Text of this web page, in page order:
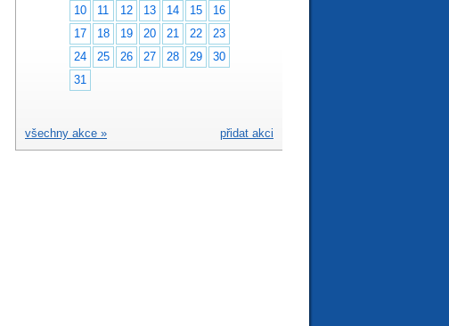
10
11 12 13 14 15
16
17
18 19 20 21 22
23
24
25 26 27 28 29
30
31
přidat akci
všechny akce »